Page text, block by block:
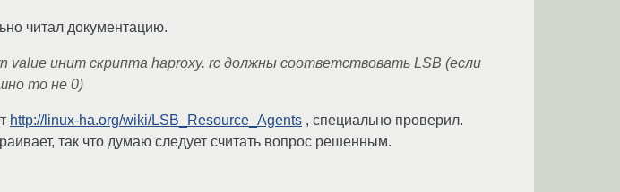
читал документацию.
value инит скрипта haproxy. rc должны соответствовать LSB (если
то не 0)
http://linux-ha.org/wiki/LSB_Resource_Agents , специально проверил.
так что думаю следует считать вопрос решенным.